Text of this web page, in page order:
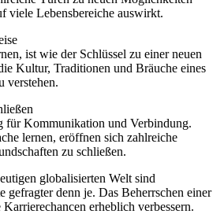
viele Lebensbereiche auswirkt.
ist wie der Schlüssel zu einer neuen
Kultur, Traditionen und Bräuche eines
verstehen.
für Kommunikation und Verbindung.
lernen, eröffnen sich zahlreiche
zu schließen.
globalisierten Welt sind
gefragter denn je. Das Beherrschen einer
erheblich verbessern.